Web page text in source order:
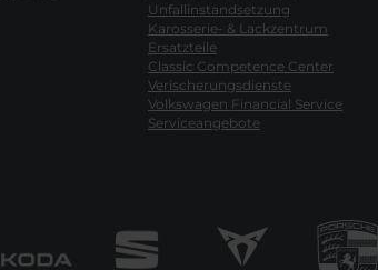
Unfallinstandsetzung
Karosserie- & Lackzentrum
Ersatzteile
Classic Competence Center
Verischerungsdienste
Volkswagen Financial Service
Serviceangebote